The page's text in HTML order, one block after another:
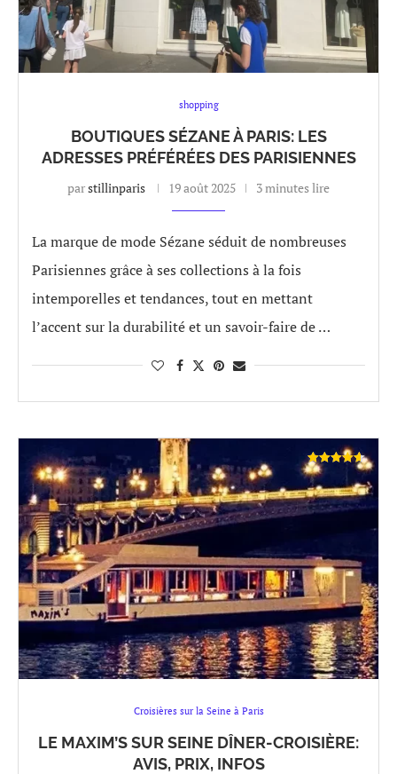
shopping
BOUTIQUES SÉZANE À PARIS: LES
ADRESSES PRÉFÉRÉES DES PARISIENNES
parstillinparis 19 août 2025 3 minutes lire
La marque de mode Sézane séduit de nombreuses
Parisiennes grâce à ses collections à la fois
intemporelles et tendances, tout en mettant
l’accent sur la durabilité et un savoir-faire de …
Croisières sur la Seine à Paris
LE MAXIM’S SUR SEINE DÎNER-CROISIÈRE:
AVIS, PRIX, INFOS